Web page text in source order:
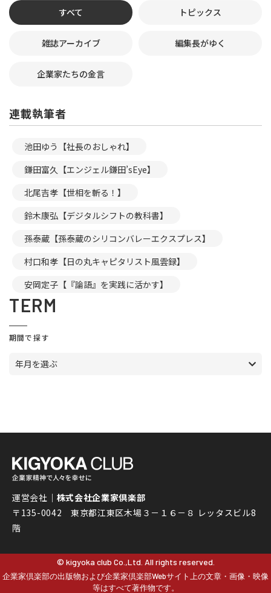
すべて トピックス
雑誌アーカイブ 編集長がゆく
企業家たちの金言
連載執筆者
池田ゆう【社長のおしゃれ】
鎌田富久【エンジェル鎌田’sEye】
北尾吉孝【世相を斬る！】
鈴木康弘【デジタルシフトの教科書】
孫泰蔵【孫泰蔵のシリコンバレーエクスプレス】
村口和孝【日の丸キャピタリスト風雲録】
安岡定子【『論語』を実践に活かす】
TERM
期間で探す
年月を選ぶ
運営会社｜ 株式会社企業家倶楽部
〒135-0042 東京都江東区木場３－１６－８ レッタスビル8
階
© kigyoka club Co.,Ltd. All rights reserved.
企業家倶楽部の出版物および企業家倶楽部Webサイト上の文章・画像・映像
等はすべて著作物です。